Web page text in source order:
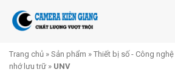
Trang chủ » Sản phẩm » Thiết bị số - Công nghệ
nhớ lưu trữ » UNV